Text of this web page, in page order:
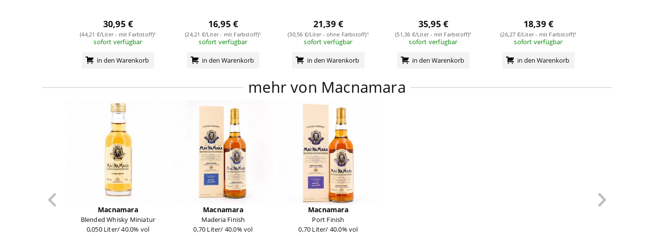
30,95 €
(44,21 €/Liter - mit Farbstoff)¹
sofort verfügbar
in den Warenkorb
16,95 €
(24,21 €/Liter - mit Farbstoff)¹
sofort verfügbar
in den Warenkorb
21,39 €
(30,56 €/Liter - ohne Farbstoff)¹
sofort verfügbar
in den Warenkorb
35,95 €
(51,36 €/Liter - mit Farbstoff)¹
sofort verfügbar
in den Warenkorb
18,39 €
(26,27 €/Liter - mit Farbstoff)¹
sofort verfügbar
in den Warenkorb
mehr von Macnamara
Macnamara
Blended Whisky Miniatur
0,050 Liter/ 40.0% vol
Macnamara
Maderia Finish
0,70 Liter/ 40.0% vol
Macnamara
Port Finish
0,70 Liter/ 40.0% vol